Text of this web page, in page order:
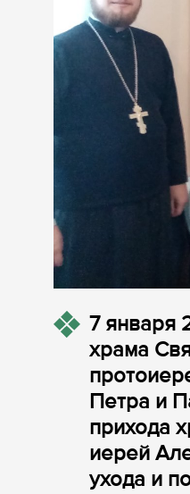
7 января
храма
Петра и
прихода
иерей
ухода и